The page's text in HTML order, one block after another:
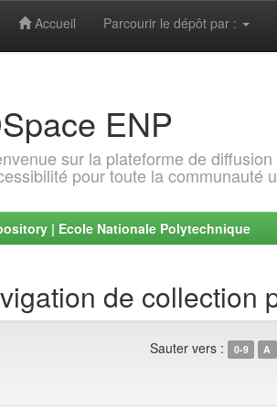
Accueil Parcourir le dépôt par :
ENP
sur la plateforme de
pour toute la communauté
| Ecole Nationale Polytechnique
de collection
Sauter vers : 0-9 A